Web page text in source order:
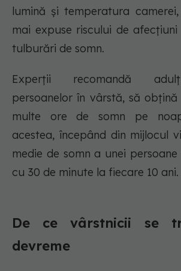
lumină și temperatura
mai expuse riscului de
tulburări de somn.
Experții recomandă
persoanelor în vârstă, să
multe ore de somn pe
acestea, începând din mijlocul
medie de somn a unei
cu 30 de minute la fiecare 10 ani.
De ce vârstnicii se
devreme